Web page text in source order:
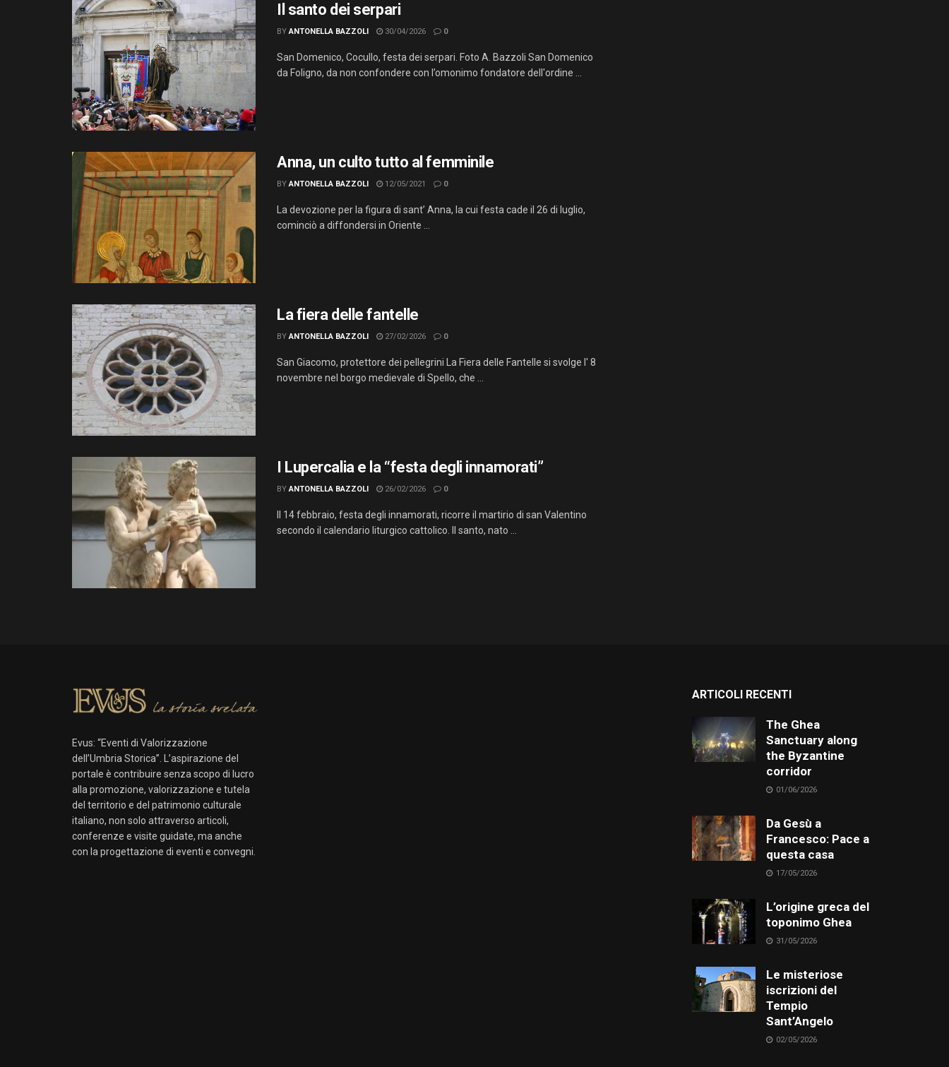
Il santo dei serpari
BY ANTONELLA BAZZOLI 30/04/2026 0
San Domenico, Cocullo, festa dei serpari. Foto A. Bazzoli San Domenico
da Foligno, da non confondere con l’omonimo fondatore dell'ordine ...
Anna, un culto tutto al femminile
BY ANTONELLA BAZZOLI 12/05/2021 0
La devozione per la figura di sant’ Anna, la cui festa cade il 26 di luglio,
cominciò a diffondersi in Oriente ...
La fiera delle fantelle
BY ANTONELLA BAZZOLI 27/02/2026 0
San Giacomo, protettore dei pellegrini La Fiera delle Fantelle si svolge l' 8
novembre nel borgo medievale di Spello, che ...
I Lupercalia e la “festa degli innamorati”
BY ANTONELLA BAZZOLI 26/02/2026 0
ll 14 febbraio, festa degli innamorati, ricorre il martirio di san Valentino
secondo il calendario liturgico cattolico. Il santo, nato ...
Evus: “Eventi di Valorizzazione
dell’Umbria Storica”. L’aspirazione del
portale è contribuire senza scopo di lucro
alla promozione, valorizzazione e tutela
del territorio e del patrimonio culturale
italiano, non solo attraverso articoli,
conferenze e visite guidate, ma anche
con la progettazione di eventi e convegni.
ARTICOLI RECENTI
The Ghea
Sanctuary along
the Byzantine
corridor
01/06/2026
Da Gesù a
Francesco: Pace a
questa casa
17/05/2026
L’origine greca del
toponimo Ghea
31/05/2026
Le misteriose
iscrizioni del
Tempio
Sant’Angelo
02/05/2026